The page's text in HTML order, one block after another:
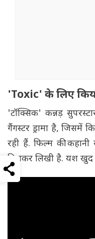
'Toxic' के लिए
'टॉक्सिक' कन्नड़
गैंगस्टर ड्रामा है, जिसमें
रही हैं. फिल्म की
मिलकर लिखी है. यश खुद